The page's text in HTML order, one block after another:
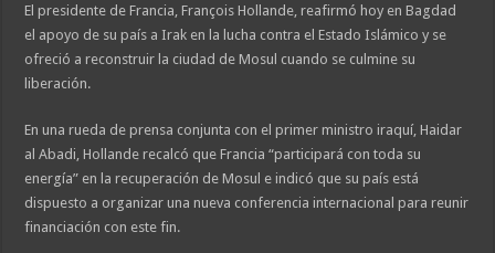
El presidente de Francia, François Hollande, reafirmó hoy en Bagdad
el apoyo de su país a Irak en la lucha contra el Estado Islámico y se
ofreció a reconstruir la ciudad de Mosul cuando se culmine su
liberación.
En una rueda de prensa conjunta con el primer ministro iraquí, Haidar
al Abadi, Hollande recalcó que Francia “participará con toda su
energía” en la recuperación de Mosul e indicó que su país está
dispuesto a organizar una nueva conferencia internacional para reunir
financiación con este fin.